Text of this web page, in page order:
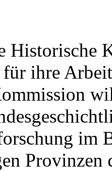
Historische
für ihre
im
Provinzen